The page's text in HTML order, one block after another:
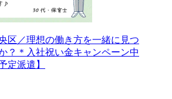
区／理想の働き方を一緒に見つ
？＊入社祝い金キャンペーン中
定派遣】